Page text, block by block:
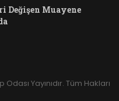
Değişen Muayene
Yayınıdır. Tüm Hakları